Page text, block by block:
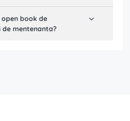
open book de
de mentenanta?